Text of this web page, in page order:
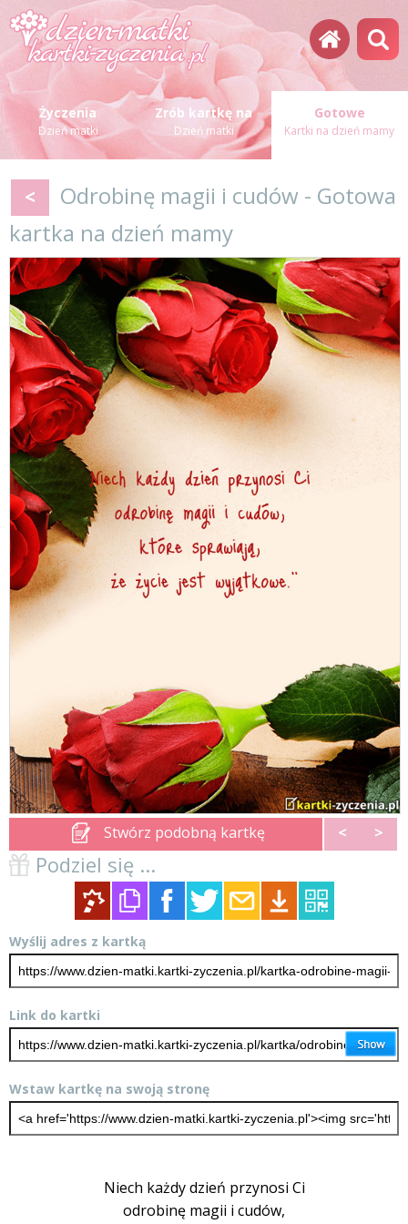
Życzenia
Dzień matki
Zrób kartkę na
Dzień matki
Gotowe
Kartki na dzień mamy
<
Odrobinę magii i cudów - Gotowa
kartka na dzień mamy
Stwórz podobną kartkę < >
Podziel się ...
Wyślij adres z kartką
Link do kartki
Wstaw kartkę na swoją stronę
Niech każdy dzień przynosi Ci
odrobinę magii i cudów,